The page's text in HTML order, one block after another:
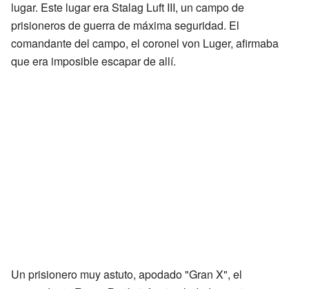
lugar. Este lugar era Stalag Luft III, un campo de
prisioneros de guerra de máxima seguridad. El
comandante del campo, el coronel von Luger, afirmaba
que era imposible escapar de allí.
Un prisionero muy astuto, apodado "Gran X", el